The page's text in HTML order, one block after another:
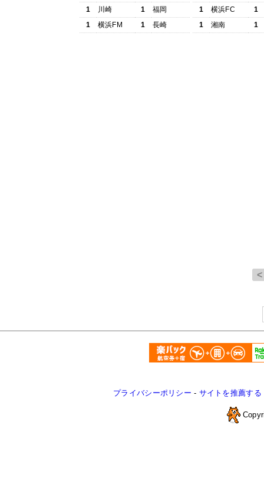
1
川崎 1
福岡
1
横浜FM 1 長崎
1
横浜FC
1
1
湘南 1
プライバシーポリシー - サイトを推薦する